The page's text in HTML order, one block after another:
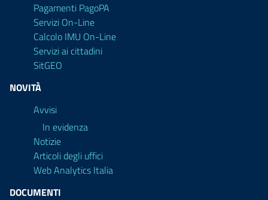
Pagamenti PagoPA
Servizi On-Line
Calcolo IMU On-Line
Servizi ai cittadini
SitGEO
NOVITÀ
Avvisi
In evidenza
Notizie
Articoli degli uffici
Web Analytics Italia
DOCUMENTI